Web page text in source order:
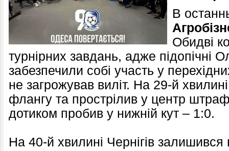
В
Обидві
турнірних завдань, адже підопічні
забезпечили собі участь у
не загрожував виліт. На 29-й
флангу та прострілив у центр
дотиком пробив у нижній кут – 1:0.
На 40-й хвилині Чернігів